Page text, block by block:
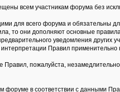
всем участникам форума без
для всего форума и обязательны
то они дополняют основные
уведомления других
Правил
пожалуйста,
форуме в соответствии с данными